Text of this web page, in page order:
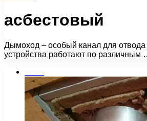
асбестовый
Дымоход – особый канал для отвода
устройства работают по различным